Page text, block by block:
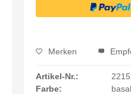
Merken
Artikel-Nr.:
Farbe: